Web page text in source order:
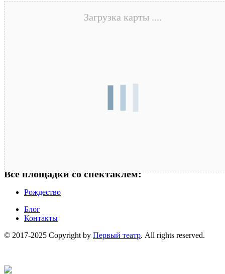
Загрузка карты ....
Все площадки со спектаклем:
Рождество
Блог
Контакты
© 2017-2025 Copyright by Первый театр. All rights reserved.